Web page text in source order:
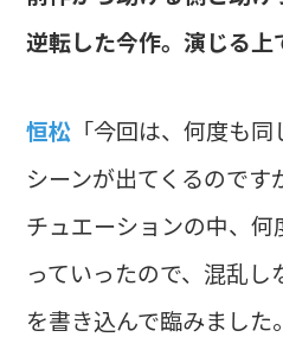
逆転した今作。演じる上
恒松 「今回は、何度も
シーンが出てくるので
チュエーションの中、
っていったので、混乱
を書き込んで臨みまし